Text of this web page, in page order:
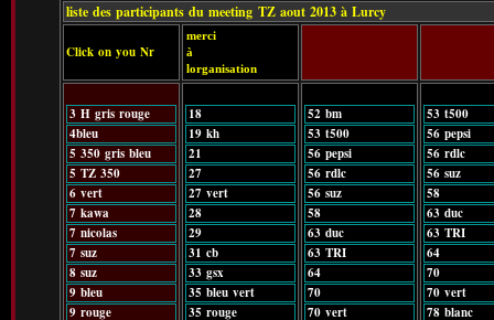
liste des participants du meeting TZ aout 2013 à Lurcy
Click on you Nr
merci
à
lorganisation
3 H gris rouge
4bleu
5 350 gris bleu
5 TZ 350
6 vert
7 kawa
7 nicolas
7 suz
8 suz
9 bleu
9 rouge
18
19 kh
21
27
27 vert
28
29
31 cb
33 gsx
35 bleu vert
35 rouge
52 bm
53 t500
56 pepsi
56 rdlc
56 suz
58
63 duc
63 TRI
64
70
70 vert
53 t500
56 pepsi
56 rdlc
56 suz
58
63 duc
63 TRI
64
70
70 vert
78 blanc